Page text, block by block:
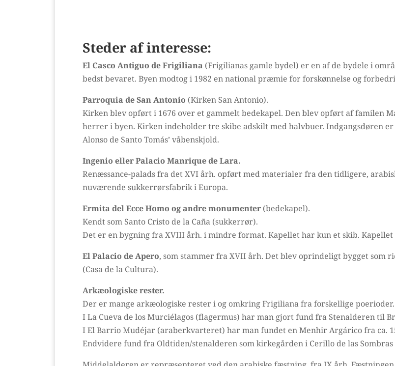
Steder af interesse:
El Casco Antiguo de Frigiliana (Frigilianas gamle bydel) er en af de bydele i
bedst bevaret. Byen modtog i 1982 en national præmie for forskønnelse og
Parroquia de San Antonio (Kirken San Antonio).
Kirken blev opført i 1676 over et gammelt bedekapel. Den blev opført af familen
herrer i byen. Kirken indeholder tre skibe adskilt med halvbuer. Indgangsdøren
Alonso de Santo Tomás’ våbenskjold.
Ingenio eller Palacio Manrique de Lara.
Renæssance-palads fra det XVI årh. opført med materialer fra den tidligere,
nuværende sukkerrørsfabrik i Europa.
Ermita del Ecce Homo og andre monumenter (bedekapel).
Kendt som Santo Cristo de la Caña (sukkerrør).
Det er en bygning fra XVIII årh. i mindre format. Kapellet har kun et skib.
El Palacio de Apero, som stammer fra XVII årh. Det blev oprindeligt bygget som
(Casa de la Cultura).
Arkæologiske rester.
Der er mange arkæologiske rester i og omkring Frigiliana fra forskellige poerioder.
I La Cueva de los Murciélagos (flagermus) har man gjort fund fra Stenalderen til
I El Barrio Mudéjar (araberkvarteret) har man fundet en Menhir Argárico fra ca.
Endvidere fund fra Oldtiden/stenalderen som kirkegården i Cerillo de las Sombras